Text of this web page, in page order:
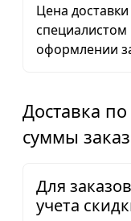
Цена
оформлении
Доставка
суммы
Для
учета